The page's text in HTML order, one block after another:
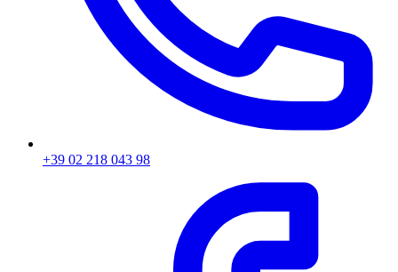
+39 02 218 043 98